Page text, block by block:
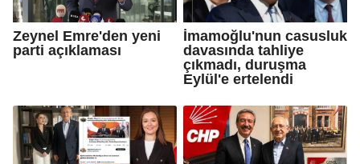
Zeynel Emre'den yeni
parti açıklaması
İmamoğlu'nun casusluk
davasında tahliye
çıkmadı, duruşma
Eylül'e ertelendi